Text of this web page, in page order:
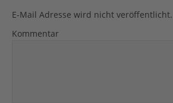
E-Mail Adresse wird nicht veröffentlicht.
Kommentar